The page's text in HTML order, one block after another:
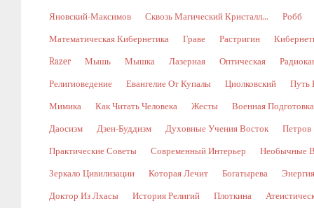
Яновский-Максимов Сквозь Магический Кристалл... Робб
Математическая Кибернетика Граве Растригин
Razer Мышь Мышка Лазерная Оптическая
Религиоведение Евангелие От Купалы Циолковский Путь
Мимика Как Читать Человека Жесты Военная Подготовка
Даосизм Дзен-Буддизм Духовные Учения Восток Петров
Практические Советы Современный Интерьер Необычные
Зеркало Цивилизации Которая Лечит Богатырева
Доктор Из Лхасы История Религий Плоткина